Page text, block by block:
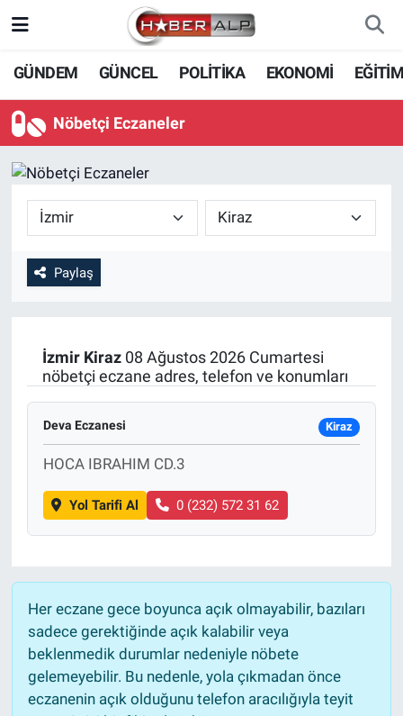
GÜNDEM GÜNCEL POLİTİKA EKONOMİ
Nöbetçi Eczaneler
Paylaş
İzmir Kiraz08 Ağustos 2026 Cumartesi
nöbetçi eczane adres, telefon ve konumları
Deva Eczanesi Kiraz
HOCA IBRAHIM CD.3
Yol Tarifi Al 0 (232) 572 31 62
Her eczane gece boyunca açık olmayabilir, bazıları
sadece gerektiğinde açık kalabilir veya
beklenmedik durumlar nedeniyle nöbete
gelemeyebilir. Bu nedenle, yola çıkmadan önce
eczanenin açık olduğunu telefon aracılığıyla teyit
Nöbetçi Eczaneler
Hava Durumu
Süper Lig Puan Durumu ve Fikstür